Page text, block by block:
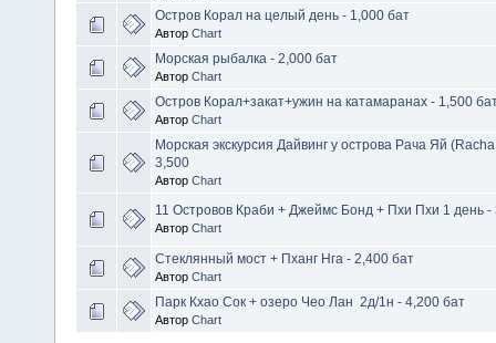
Остров Корал на целый день - 1,000 бат
Автор Chart
Морская рыбалка - 2,000 бат
Автор Chart
Остров Корал+закат+ужин на катамаранах - 1,500
Автор Chart
Морская экскурсия Дайвинг у острова Рача Яй
3,500
Автор Chart
11 Островов Краби + Джеймс Бонд + Пхи Пхи 1 день -
Автор Chart
Стеклянный мост + Пханг Нга - 2,400 бат
Автор Chart
Парк Кхао Сок + озеро Чео Лан 2д/1н - 4,200 бат
Автор Chart